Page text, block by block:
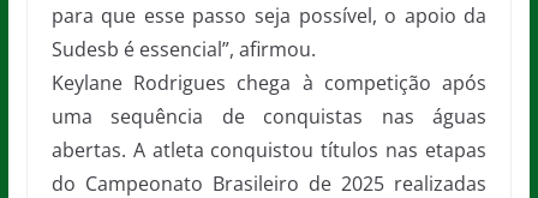
para que esse passo seja possível, o apoio da
Sudesb é essencial”, afirmou.
Keylane Rodrigues chega à competição após
uma sequência de conquistas nas águas
abertas. A atleta conquistou títulos nas etapas
do Campeonato Brasileiro de 2025 realizadas